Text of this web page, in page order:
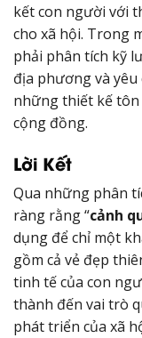
kết con người với
cho xã hội. Trong
phải phân tích kỹ
địa phương và
những thiết kế tôn
cộng đồng.
Lời Kết
Qua những phân
ràng rằng “cảnh
dụng để chỉ một
gồm cả vẻ đẹp
tinh tế của con
thành đến vai trò
phát triển của xã